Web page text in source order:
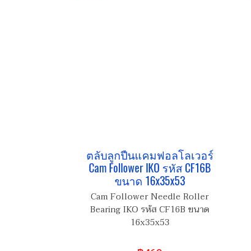
ตลับลูกปืนแคมฟอลโลเวอร์
Cam Follower IKO รหัส CF16B
ขนาด 16x35x53
Cam Follower Needle Roller
Bearing IKO รหัส CF16B ขนาด
16x35x53